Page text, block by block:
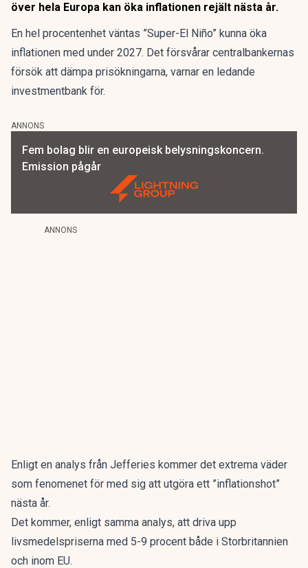
över hela Europa kan öka inflationen rejält nästa år.
En hel procentenhet väntas ”Super-El Niño” kunna öka
inflationen med under 2027. Det försvårar centralbankernas
försök att dämpa prisökningarna, varnar en ledande
investmentbank för.
ANNONS
Fem bolag blir en europeisk belysningskoncern.
Emission pågår
ANNONS
Enligt en analys från Jefferies kommer det extrema väder
som fenomenet för med sig att utgöra ett ”inflationshot”
nästa år.
Det kommer, enligt samma analys, att driva upp
livsmedelspriserna med 5-9 procent både i Storbritannien
och inom EU.